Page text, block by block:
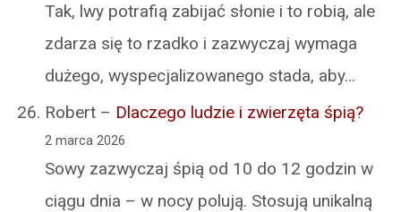
Tak, lwy potrafią zabijać słonie i to robią, ale
zdarza się to rzadko i zazwyczaj wymaga
dużego, wyspecjalizowanego stada, aby…
Robert – Dlaczego ludzie i zwierzęta śpią?
2 marca 2026
Sowy zazwyczaj śpią od 10 do 12 godzin w
ciągu dnia – w nocy polują. Stosują unikalną